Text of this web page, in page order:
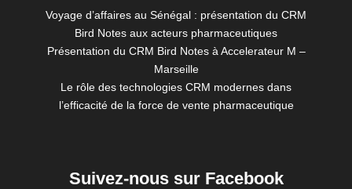
Voyage d’affaires au Sénégal : présentation du CRM
Bird Notes aux acteurs pharmaceutiques
Présentation du CRM Bird Notes à Accelerateur M –
Marseille
Le rôle des technologies CRM modernes dans
l’efficacité de la force de vente pharmaceutique
Suivez-nous sur Facebook